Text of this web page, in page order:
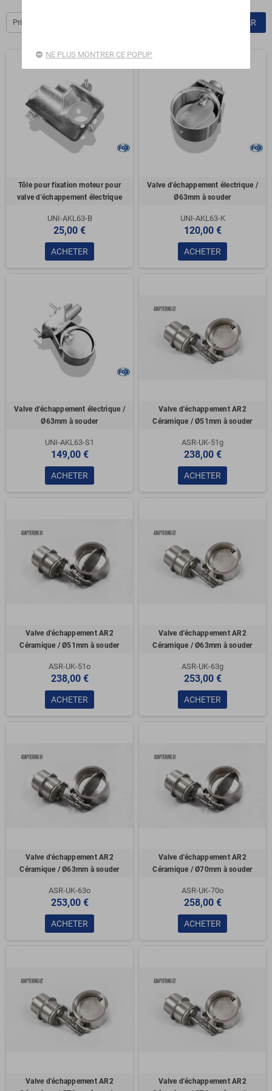
Prix, croissant FILTRER PAR
Tôle pour fixation moteur pour
valve d'échappement électrique
UNI-AKL63-B
25,00 €
ACHETER
Valve d'échappement électrique /
Ø63mm à souder
UNI-AKL63-K
120,00 €
ACHETER
Valve d'échappement électrique /
Ø63mm à souder
UNI-AKL63-S1
149,00 €
ACHETER
Valve d'échappement AR2
Céramique / Ø51mm à souder
ASR-UK-51g
238,00 €
ACHETER
Valve d'échappement AR2
Céramique / Ø51mm à souder
ASR-UK-51o
238,00 €
ACHETER
Valve d'échappement AR2
Céramique / Ø63mm à souder
ASR-UK-63g
253,00 €
ACHETER
Valve d'échappement AR2
Céramique / Ø63mm à souder
ASR-UK-63o
253,00 €
ACHETER
Valve d'échappement AR2
Céramique / Ø70mm à souder
ASR-UK-70o
258,00 €
ACHETER
Valve d'échappement AR2
Valve d'échappement AR2
NE PLUS MONTRER CE POPUP.